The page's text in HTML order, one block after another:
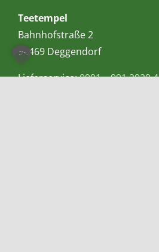
Teetempel
Bahnhofstraße 2
94469 Deggendorf
Lieferservice:0991 – 991 2929 4